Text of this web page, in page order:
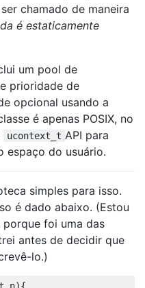
chamado de maneira
é estaticamente
um pool de
prioridade de
opcional usando a
é apenas POSIX, no
ucontext_t API para
espaço do usuário.
simples para isso.
é dado abaixo. (Estou
foi uma das
antes de decidir que
lo.)
n){